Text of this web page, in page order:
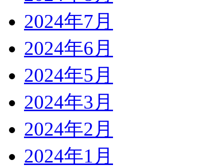
2024年7月
2024年6月
2024年5月
2024年3月
2024年2月
2024年1月